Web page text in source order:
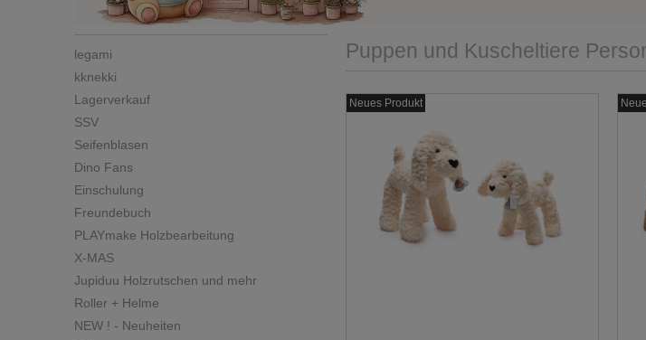
legami
kknekki
Lagerverkauf
SSV
Seifenblasen
Dino Fans
Einschulung
Freundebuch
PLAYmake Holzbearbeitung
X-MAS
Jupiduu Holzrutschen und mehr
Roller + Helme
NEW ! - Neuheiten
Puppen und Kuscheltiere
Neues Produkt